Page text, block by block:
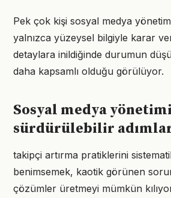
Pek çok kişi sosyal medya
yalnızca yüzeysel bilgiyle karar
detaylara inildiğinde durumun
daha kapsamlı olduğu görülüyor.
Sosyal medya
sürdürülebilir
takipçi artırma pratiklerini
benimsemek, kaotik görünen
çözümler üretmeyi mümkün